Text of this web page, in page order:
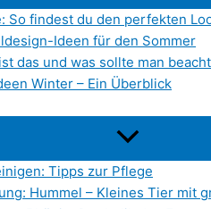
So findest du den perfekten
Ideen für den Sommer
das und was sollte man
Winter – Ein Überblick
Tipps zur Pflege
Hummel – Kleines Tier mit